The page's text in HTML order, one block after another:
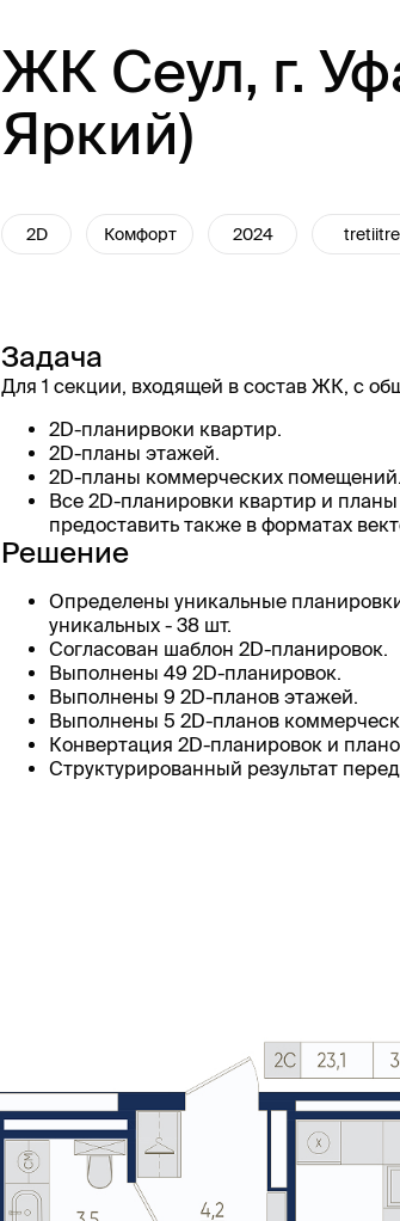
ЖК Сеул, г.
Яркий)
2D Комфорт 2024
Задача
Для 1 секции, входящей в состав ЖК, с
2D-планирвоки квартир.
2D-планы этажей.
2D-планы коммерческих помещений.
Все 2D-планировки квартир и
предоставить также в форматах
Решение
Определены уникальные
уникальных - 38 шт.
Согласован шаблон 2D-планировок.
Выполнены 49 2D-планировок.
Выполнены 9 2D-планов этажей.
Выполнены 5 2D-планов
Конвертация 2D-планировок и
Структурированный результат